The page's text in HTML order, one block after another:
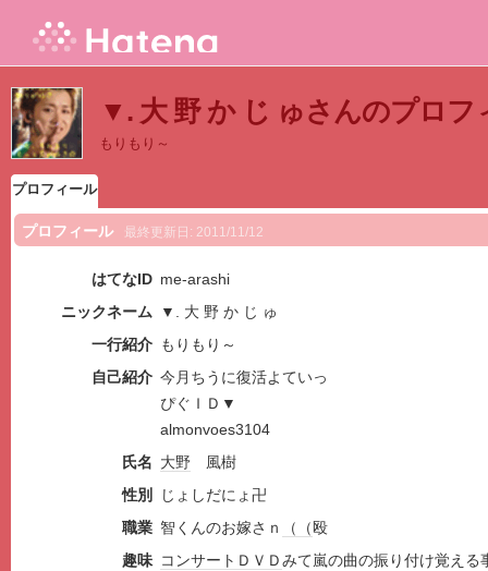
▼. 大 野 か じ ゅさんのプロフ
もりもり～
プロフィール
プロフィール 最終更新日: 2011/11/12
はてなID me-arashi
ニックネーム
▼. 大 野 か じ ゅ
一行紹介 もりもり～
自己紹介 今月ちうに復活よていっ
ぴぐＩＤ▼
almonvoes3104
氏名 大野 風樹
性別
じょしだにょ卍
職業 智くんのお嫁さｎ （（殴
趣味 コンサート ＤＶＤみて嵐の曲の振り付け覚える